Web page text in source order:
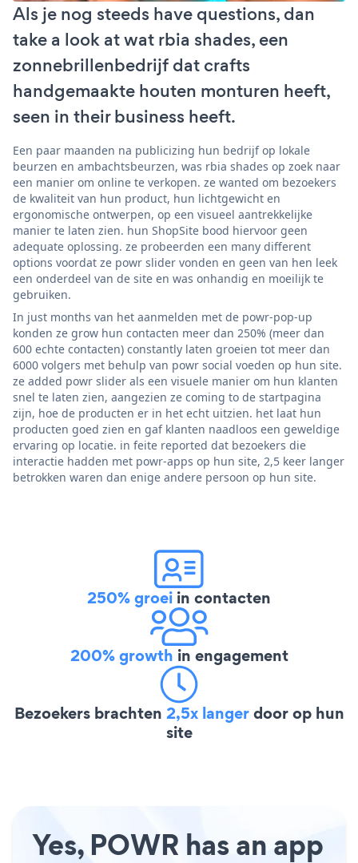
Als je nog steeds have questions, dan
take a look at wat rbia shades, een
zonnebrillenbedrijf dat crafts
handgemaakte houten monturen heeft,
seen in their business heeft.
Een paar maanden na publicizing hun bedrijf op lokale
beurzen en ambachtsbeurzen, was rbia shades op zoek naar
een manier om online te verkopen. ze wanted om bezoekers
de kwaliteit van hun product, hun lichtgewicht en
ergonomische ontwerpen, op een visueel aantrekkelijke
manier te laten zien. hun ShopSite bood hiervoor geen
adequate oplossing. ze probeerden een many different
options voordat ze powr slider vonden en geen van hen leek
een onderdeel van de site en was onhandig en moeilijk te
gebruiken.
In just months van het aanmelden met de powr-pop-up
konden ze grow hun contacten meer dan 250% (meer dan
600 echte contacten) constantly laten groeien tot meer dan
6000 volgers met behulp van powr social voeden op hun site.
ze added powr slider als een visuele manier om hun klanten
snel te laten zien, aangezien ze coming to de startpagina
zijn, hoe de producten er in het echt uitzien. het laat hun
producten goed zien en gaf klanten naadloos een geweldige
ervaring op locatie. in feite reported dat bezoekers die
interactie hadden met powr-apps op hun site, 2,5 keer langer
betrokken waren dan enige andere persoon op hun site.
250% groei in contacten
200% growth in engagement
Bezoekers brachten 2,5x langerdoor op hun
site
Yes, POWR has an app